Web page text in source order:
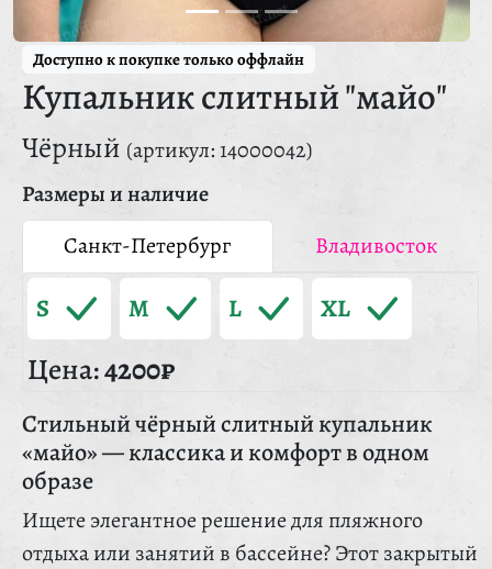
Доступно к покупке только оффлайн
Купальник слитный "майо"
Чёрный (артикул: 14000042)
Размеры и наличие
Санкт-Петербург
Владивосток
S M L XL
Цена:4200₽
Стильный чёрный слитный купальник
«майо» — классика и комфорт в одном
образе
Ищете элегантное решение для пляжного
отдыха или занятий в бассейне? Этот закрытый